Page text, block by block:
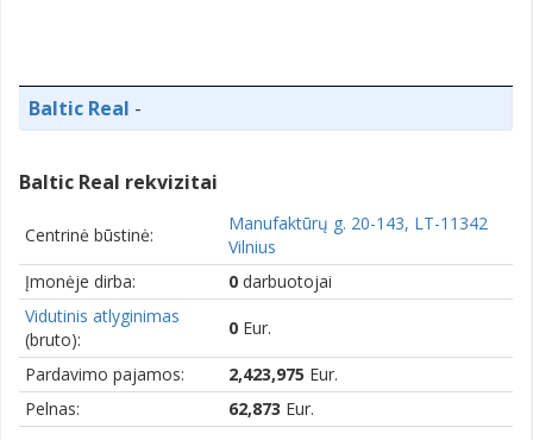
Baltic Real -
Baltic Real rekvizitai
Centrinė būstinė:
Manufaktūrų g. 20-143, LT-11342
Vilnius
Įmonėje dirba:
0 darbuotojai
Vidutinis atlyginimas
(bruto):
0 Eur.
Pardavimo pajamos: 2,423,975 Eur.
Pelnas:
62,873 Eur.